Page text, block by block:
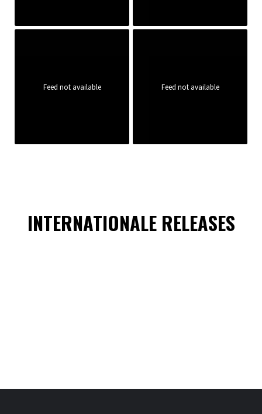
Feed not available Feed not available
INTERNATIONALE RELEASES